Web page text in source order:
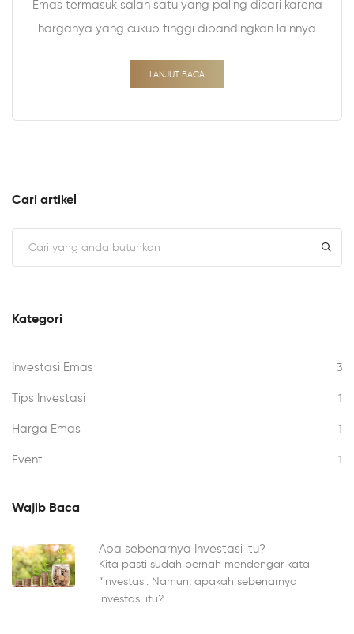
Emas termasuk salah satu yang paling dicari karena
harganya yang cukup tinggi dibandingkan lainnya
LANJUT BACA
Cari artikel
Kategori
Investasi Emas 3
Tips Investasi 1
Harga Emas 1
Event 1
Wajib Baca
Apa sebenarnya Investasi itu?
Kita pasti sudah pernah mendengar kata
“investasi. Namun, apakah sebenarnya
investasi itu?